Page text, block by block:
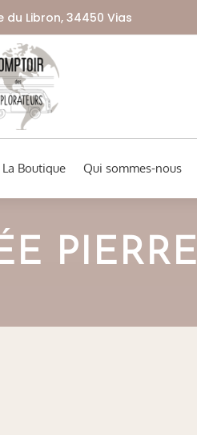
du Libron, 34450 Vias
La Boutique Qui sommes-nous
PIERRE